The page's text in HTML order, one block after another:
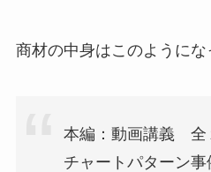
商材の中身はこのようにな
本編：動画講義 全
チャートパターン事